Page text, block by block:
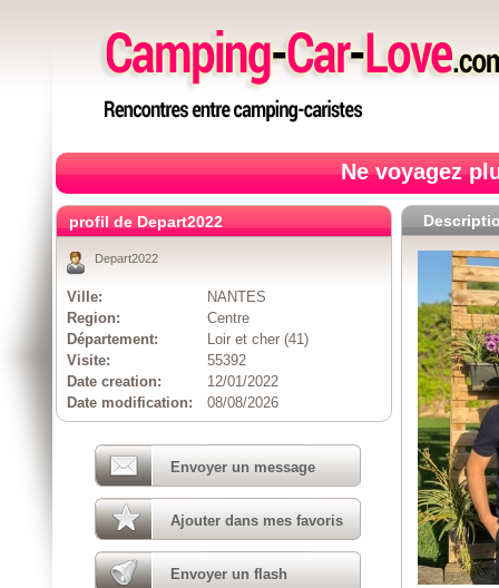
Ne voyagez
profil de Depart2022
Depart2022
Ville:
NANTES
Region:
Centre
Département:
Loir et cher (41)
Visite:
55392
Date creation:
12/01/2022
Date modification:
08/08/2026
Envoyer un message
Ajouter dans mes favoris
Envoyer un flash